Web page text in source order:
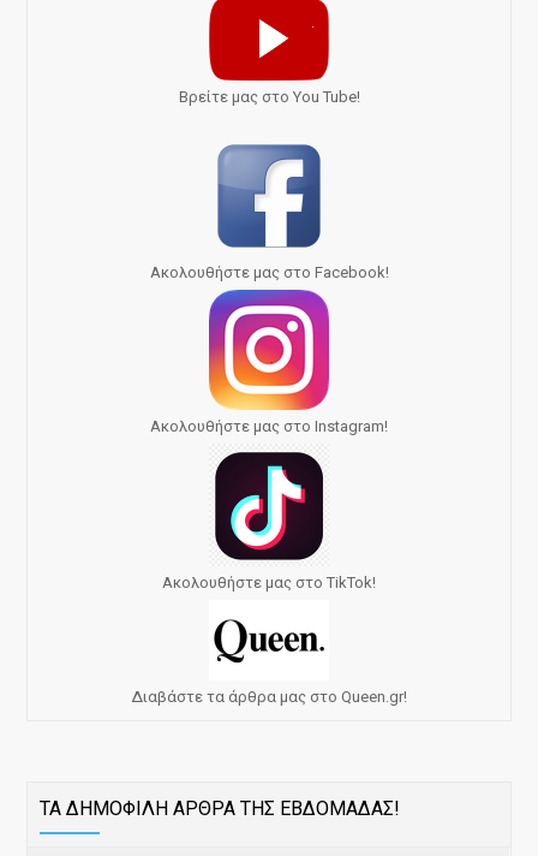
Bρείτε μας στο You Tube!
Ακολουθήστε μας στο Facebook!
Ακολουθήστε μας στο Instagram!
Ακολουθήστε μας στο TikTok!
Διαβάστε τα άρθρα μας στο Queen.gr!
ΤΑ ΔΗΜΟΦΙΛΗ ΑΡΘΡΑ ΤΗΣ ΕΒΔΟΜΑΔΑΣ!